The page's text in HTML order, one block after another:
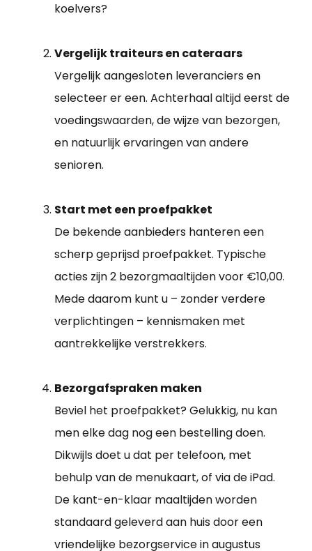
koelvers?
Vergelijk traiteurs en cateraars
Vergelijk aangesloten leveranciers en
selecteer er een. Achterhaal altijd eerst de
voedingswaarden, de wijze van bezorgen,
en natuurlijk ervaringen van andere
senioren.
Start met een proefpakket
De bekende aanbieders hanteren een
scherp geprijsd proefpakket. Typische
acties zijn 2 bezorgmaaltijden voor €10,00.
Mede daarom kunt u – zonder verdere
verplichtingen – kennismaken met
aantrekkelijke verstrekkers.
Bezorgafspraken maken
Beviel het proefpakket? Gelukkig, nu kan
men elke dag nog een bestelling doen.
Dikwijls doet u dat per telefoon, met
behulp van de menukaart, of via de iPad.
De kant-en-klaar maaltijden worden
standaard geleverd aan huis door een
vriendelijke bezorgservice in augustus